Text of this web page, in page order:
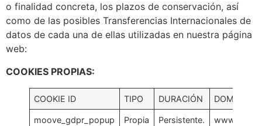
o finalidad concreta, los plazos de conservación, así
como de las posibles Transferencias Internacionales de
datos de cada una de ellas utilizadas en nuestra página
web:
COOKIES PROPIAS:
COOKIE ID TIPO DURACIÓN DOMINIO
moove_gdpr_popup Propia
Persistente.